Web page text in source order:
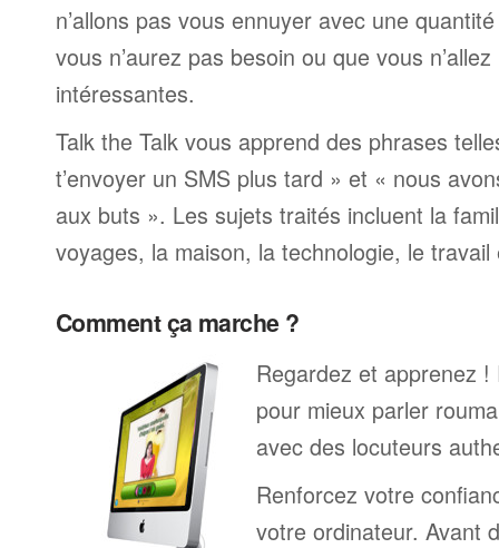
n’allons pas vous ennuyer avec une
vous n’aurez pas besoin ou que vous
intéressantes.
Talk the Talk vous apprend des phrases
t’envoyer un SMS plus tard » et « nous
aux buts ». Les sujets traités incluent la
voyages, la maison, la technologie, le
Comment ça marche ?
Regardez et apprenez
pour mieux parler
avec des locuteurs
Renforcez votre
votre ordinateur. Avant